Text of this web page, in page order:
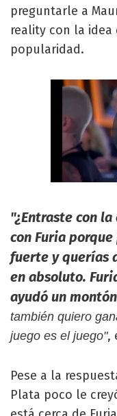
preguntarle a
reality con la idea
popularidad.
"¿Entraste con
con Furia
fuerte y querías
en absoluto.
ayudó un
también quiero
juego es el juego",
Pese a la
Plata poco le